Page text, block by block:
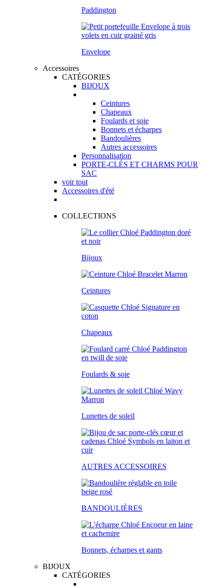
Paddington
Envelope
Accessoires
CATÉGORIES
BIJOUX
Ceintures
Chapeaux
Foulards et soie
Bonnets et écharpes
Bandoulières
Autres accessoires
Personnalisation
PORTE-CLÉS ET CHARMS POUR
SAC
voir tout
Accessoires d'été
COLLECTIONS
Bijoux
Ceintures
Chapeaux
Foulards & soie
Lunettes de soleil
AUTRES ACCESSOIRES
BANDOULIÈRES
Bonnets, écharpes et gants
BIJOUX
CATÉGORIES